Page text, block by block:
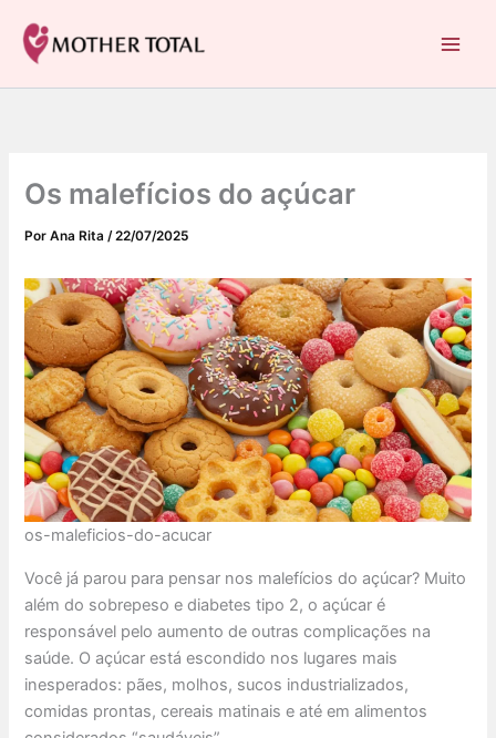
para
conteúdo
Os malefícios do açúcar
PorAna Rita/22/07/2025
os-maleficios-do-acucar
Você já parou para pensar nos malefícios do açúcar? Muito
além do sobrepeso e diabetes tipo 2, o açúcar é
responsável pelo aumento de outras complicações na
saúde. O açúcar está escondido nos lugares mais
inesperados: pães, molhos, sucos industrializados,
comidas prontas, cereais matinais e até em alimentos
a
t
a
s